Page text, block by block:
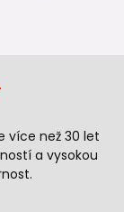
více než 30 let
a vysokou